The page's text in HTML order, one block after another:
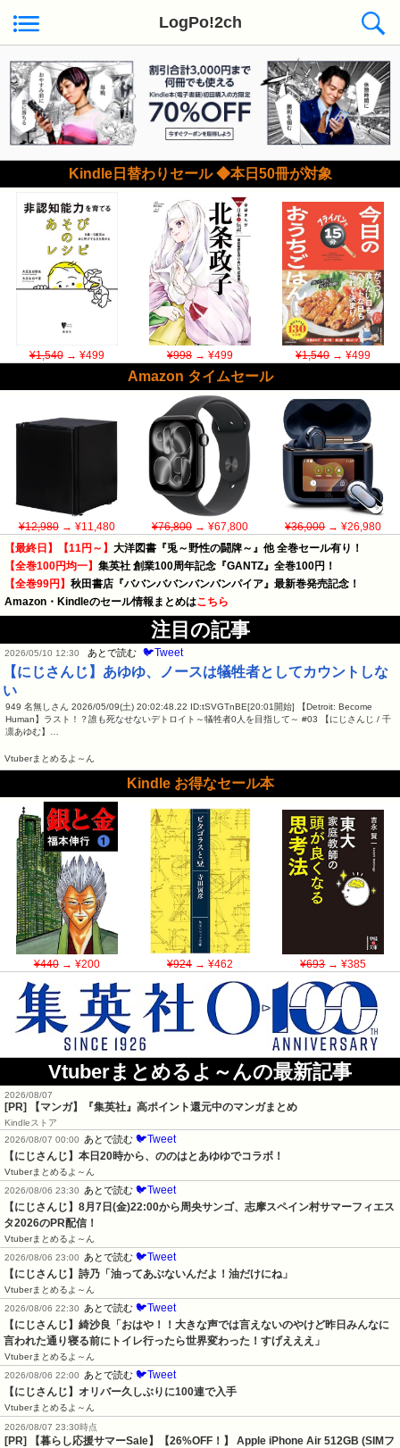
LogPo!2ch
Kindle日替わりセール ◆本日50冊が対象
¥1,540→ ¥499 ¥998→ ¥499 ¥1,540→ ¥499
Amazon タイムセール
¥12,980→ ¥11,480 ¥76,800→ ¥67,800 ¥36,000→ ¥26,980
【最終日】【11円～】 大洋図書『兎～野性の闘牌～』他 全巻セール有り！
【全巻100円均一】 集英社 創業100周年記念『GANTZ』全巻100円！
【全巻99円】 秋田書店『ババンババンバンバンパイア』最新巻発売記念！
Amazon・Kindleのセール情報まとめはこちら
注目の記事
2026/05/10 12:30 あとで読む 🐦Tweet
【にじさんじ】あゆゆ、ノースは犠牲者としてカウントしな
い
949 名無しさん 2026/05/09(土) 20:02:48.22 ID:tSVGTnBE[20:01開始] 【Detroit: Become
Human】ラスト！？誰も死なせないデトロイト～犠牲者0人を目指して～ #03 【にじさんじ / 千
凛あゆむ】…
Vtuberまとめるよ～ん
Kindle お得なセール本
¥440→ ¥200 ¥924→ ¥462 ¥693→ ¥385
Vtuberまとめるよ～んの最新記事
2026/08/07
[PR] 【マンガ】『集英社』高ポイント還元中のマンガまとめ
Kindleストア
2026/08/07 00:00
あとで読む 🐦Tweet
【にじさんじ】本日20時から、ののはとあゆゆでコラボ！
Vtuberまとめるよ～ん
2026/08/06 23:30
あとで読む 🐦Tweet
【にじさんじ】8月7日(金)22:00から周央サンゴ、志摩スペイン村サマーフィエス
タ2026のPR配信！
Vtuberまとめるよ～ん
2026/08/06 23:00
あとで読む 🐦Tweet
【にじさんじ】詩乃「油ってあぶないんだよ！油だけにね」
Vtuberまとめるよ～ん
2026/08/06 22:30
あとで読む 🐦Tweet
【にじさんじ】綺沙良「おはや！！大きな声では言えないのやけど昨日みんなに
言われた通り寝る前にトイレ行ったら世界変わった！すげえええ」
Vtuberまとめるよ～ん
2026/08/06 22:00
あとで読む 🐦Tweet
【にじさんじ】オリバー久しぶりに100連で入手
Vtuberまとめるよ～ん
2026/08/07 23:30時点
[PR] 【暮らし応援サマーSale】【26%OFF！】 Apple iPhone Air 512GB (SIMフ